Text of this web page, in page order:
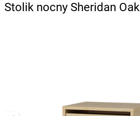
Stolik nocny Sheridan Oak